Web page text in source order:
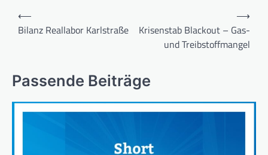
Beitragsnavigation
⟵
Bilanz Reallabor Karlstraße
Krisenstab Blackout – Gas-
und Treibstoffmangel
⟶
Passende Beiträge